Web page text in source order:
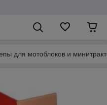
для мотоблоков и